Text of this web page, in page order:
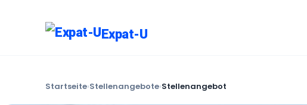
Expat-U
Startseite›Stellenangebote›Stellenangebot